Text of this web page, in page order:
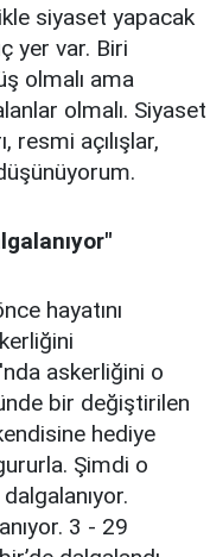
siyaset yapacak
yer var. Biri
olmalı ama
olmalı. Siyaset
resmi açılışlar,
hayatını
askerliğini o
bir değiştirilen
hediye
Şimdi o
3 - 29